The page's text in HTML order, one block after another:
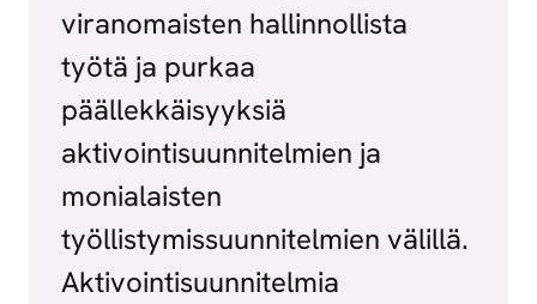
viranomaisten hallinnollista
työtä ja purkaa
päällekkäisyyksiä
aktivointisuunnitelmien ja
monialaisten
työllistymissuunnitelmien välillä.
Aktivointisuunnitelmia